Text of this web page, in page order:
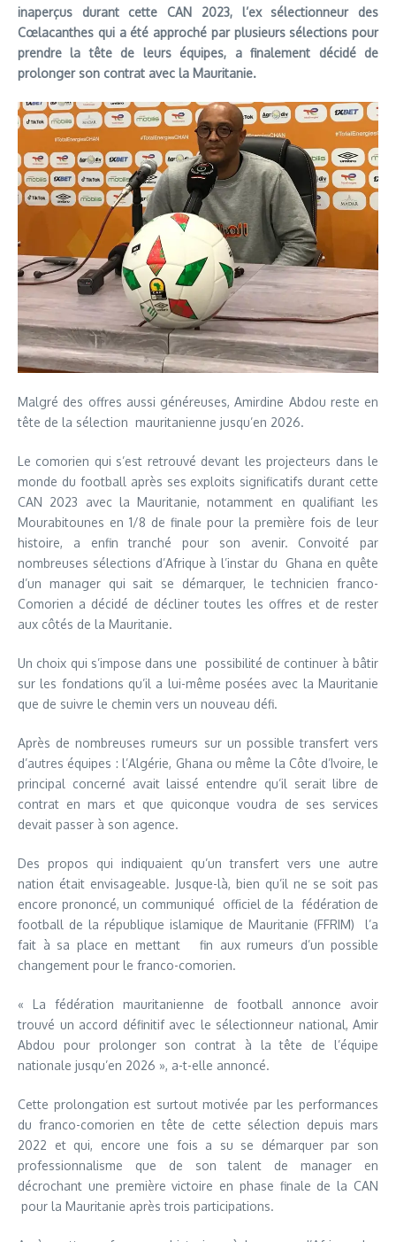
inaperçus durant cette CAN 2023, l’ex sélectionneur des
Cœlacanthes qui a été approché par plusieurs sélections pour
prendre la tête de leurs équipes, a finalement décidé de
prolonger son contrat avec la Mauritanie.
Malgré des offres aussi généreuses, Amirdine Abdou reste en
tête de la sélection mauritanienne jusqu’en 2026.
Le comorien qui s’est retrouvé devant les projecteurs dans le
monde du football après ses exploits significatifs durant cette
CAN 2023 avec la Mauritanie, notamment en qualifiant les
Mourabitounes en 1/8 de finale pour la première fois de leur
histoire, a enfin tranché pour son avenir. Convoité par
nombreuses sélections d’Afrique à l’instar du Ghana en quête
d’un manager qui sait se démarquer, le technicien franco-
Comorien a décidé de décliner toutes les offres et de rester
aux côtés de la Mauritanie.
Un choix qui s’impose dans une possibilité de continuer à bâtir
sur les fondations qu’il a lui-même posées avec la Mauritanie
que de suivre le chemin vers un nouveau défi.
Après de nombreuses rumeurs sur un possible transfert vers
d’autres équipes : l’Algérie, Ghana ou même la Côte d’Ivoire, le
principal concerné avait laissé entendre qu’il serait libre de
contrat en mars et que quiconque voudra de ses services
devait passer à son agence.
Des propos qui indiquaient qu’un transfert vers une autre
nation était envisageable. Jusque-là, bien qu’il ne se soit pas
encore prononcé, un communiqué officiel de la fédération de
football de la république islamique de Mauritanie (FFRIM) l’a
fait à sa place en mettant fin aux rumeurs d’un possible
changement pour le franco-comorien.
« La fédération mauritanienne de football annonce avoir
trouvé un accord définitif avec le sélectionneur national, Amir
Abdou pour prolonger son contrat à la tête de l’équipe
nationale jusqu’en 2026 », a-t-elle annoncé.
Cette prolongation est surtout motivée par les performances
du franco-comorien en tête de cette sélection depuis mars
2022 et qui, encore une fois a su se démarquer par son
professionnalisme que de son talent de manager en
décrochant une première victoire en phase finale de la CAN
pour la Mauritanie après trois participations.